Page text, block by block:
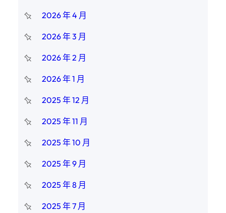
2026 年 4 月
2026 年 3 月
2026 年 2 月
2026 年 1 月
2025 年 12 月
2025 年 11 月
2025 年 10 月
2025 年 9 月
2025 年 8 月
2025 年 7 月